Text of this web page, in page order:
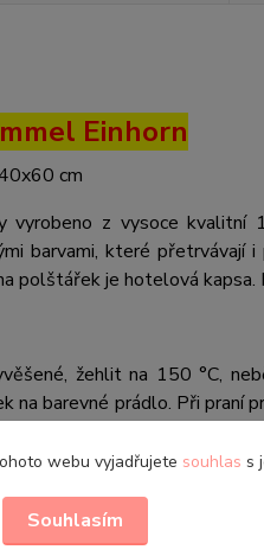
Einhorn
cm
vyrobeno z vysoce
barvami, které přetrvávají i
polštářek je hotelová
žehlit na 150 °C,
na barevné prádlo. Při praní
odpovídat skutečnosti.
webu vyjadřujete souhlas s
Souhlasím